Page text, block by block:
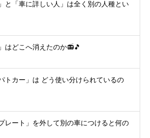
と「車に詳しい人」は全く別の人種とい
はどこへ消えたのか📻🎵
トカー」は どう使い分けられているの
レート」を外して別の車につけると何の